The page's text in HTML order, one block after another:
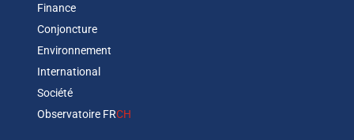
Finance
Conjoncture
Environnement
International
Société
Observatoire FRCH